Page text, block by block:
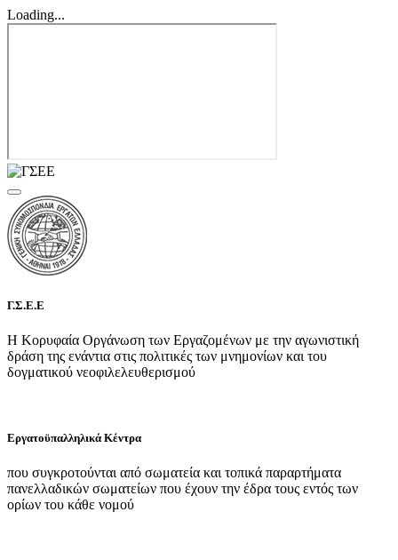
Loading...
Γ.Σ.Ε.Ε
Η Κορυφαία Οργάνωση των Εργαζομένων με την αγωνιστική
δράση της ενάντια στις πολιτικές των μνημονίων και του
δογματικού νεοφιλελευθερισμού
Εργατοϋπαλληλικά Κέντρα
που συγκροτούνται από σωματεία και τοπικά παραρτήματα
πανελλαδικών σωματείων που έχουν την έδρα τους εντός των
ορίων του κάθε νομού